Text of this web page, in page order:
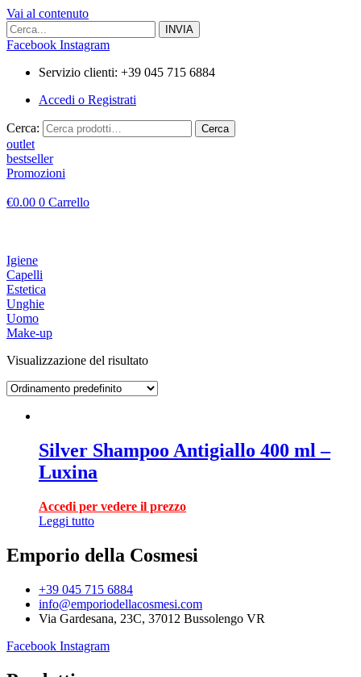
Vai al contenuto
Facebook Instagram
Servizio clienti: +39 045 715 6884
Accedi o Registrati
Cerca: Cerca
outlet
bestseller
Promozioni
€0.00 0 Carrello
Igiene
Capelli
Estetica
Unghie
Uomo
Make-up
Visualizzazione del risultato
Silver Shampoo Antigiallo 400 ml –
Luxina
Accedi per vedere il prezzo
Leggi tutto
Emporio della Cosmesi
+39 045 715 6884
info@emporiodellacosmesi.com
Via Gardesana, 23C, 37012 Bussolengo VR
Facebook Instagram